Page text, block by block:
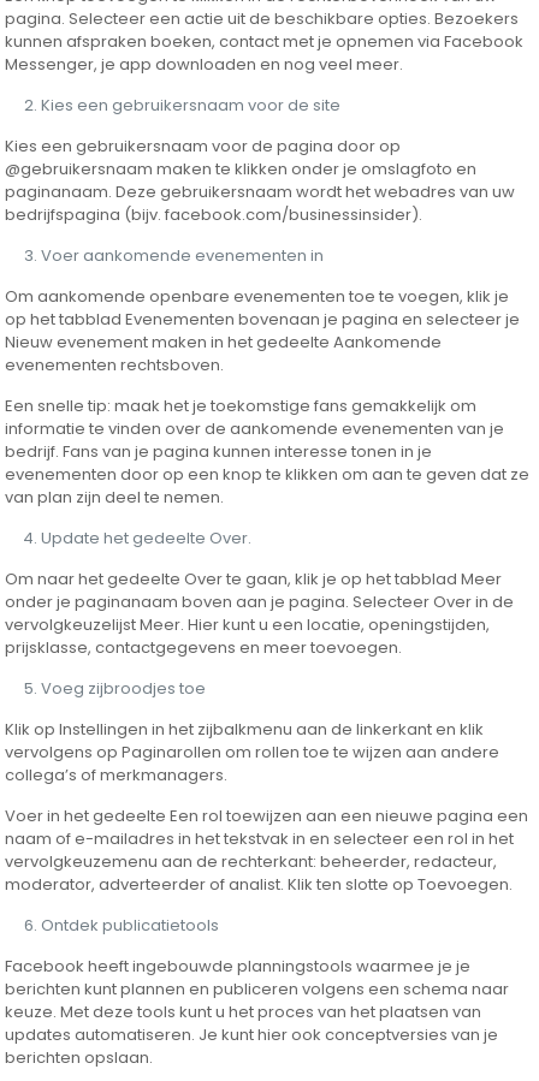
pagina. Selecteer een actie uit de beschikbare opties. Bezoekers
kunnen afspraken boeken, contact met je opnemen via Facebook
Messenger, je app downloaden en nog veel meer.
Kies een gebruikersnaam voor de site
Kies een gebruikersnaam voor de pagina door op
@gebruikersnaam maken te klikken onder je omslagfoto en
paginanaam. Deze gebruikersnaam wordt het webadres van uw
bedrijfspagina (bijv. facebook.com/businessinsider).
Voer aankomende evenementen in
Om aankomende openbare evenementen toe te voegen, klik je
op het tabblad Evenementen bovenaan je pagina en selecteer je
Nieuw evenement maken in het gedeelte Aankomende
evenementen rechtsboven.
Een snelle tip: maak het je toekomstige fans gemakkelijk om
informatie te vinden over de aankomende evenementen van je
bedrijf. Fans van je pagina kunnen interesse tonen in je
evenementen door op een knop te klikken om aan te geven dat ze
van plan zijn deel te nemen.
Update het gedeelte Over.
Om naar het gedeelte Over te gaan, klik je op het tabblad Meer
onder je paginanaam boven aan je pagina. Selecteer Over in de
vervolgkeuzelijst Meer. Hier kunt u een locatie, openingstijden,
prijsklasse, contactgegevens en meer toevoegen.
Voeg zijbroodjes toe
Klik op Instellingen in het zijbalkmenu aan de linkerkant en klik
vervolgens op Paginarollen om rollen toe te wijzen aan andere
collega’s of merkmanagers.
Voer in het gedeelte Een rol toewijzen aan een nieuwe pagina een
naam of e-mailadres in het tekstvak in en selecteer een rol in het
vervolgkeuzemenu aan de rechterkant: beheerder, redacteur,
moderator, adverteerder of analist. Klik ten slotte op Toevoegen.
Ontdek publicatietools
Facebook heeft ingebouwde planningstools waarmee je je
berichten kunt plannen en publiceren volgens een schema naar
keuze. Met deze tools kunt u het proces van het plaatsen van
updates automatiseren. Je kunt hier ook conceptversies van je
berichten opslaan.